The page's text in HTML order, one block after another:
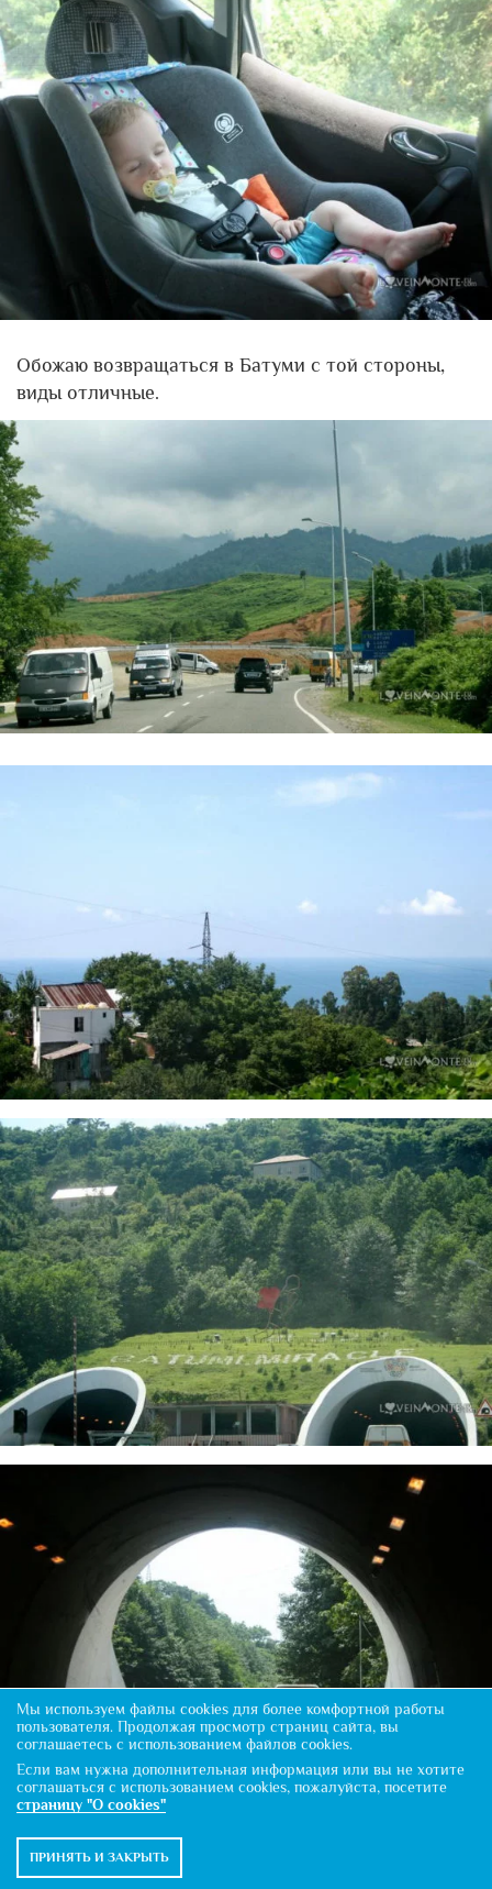
Обожаю возвращаться в Батуми с той стороны,
виды отличные.
Особенно типа таких.
Мы используем файлы cookies для более комфортной работы
пользователя. Продолжая просмотр страниц сайта, вы
соглашаетесь с использованием файлов cookies.
Если вам нужна дополнительная информация или вы не хотите
соглашаться с использованием cookies, пожалуйста, посетите
страницу "О cookies"
ПРИНЯТЬ И ЗАКРЫТЬ